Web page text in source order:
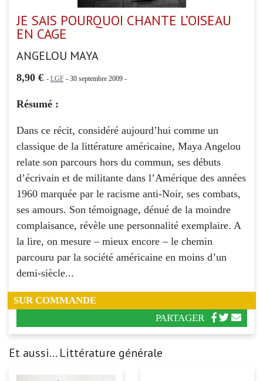
JE SAIS POURQUOI CHANTE L’OISEAU
EN CAGE
ANGELOU MAYA
8,90 € - LGF- 30 septembre 2009 -
Résumé :
Dans ce récit, considéré aujourd’hui comme un
classique de la littérature américaine, Maya Angelou
relate son parcours hors du commun, ses débuts
d’écrivain et de militante dans l’Amérique des années
1960 marquée par le racisme anti-Noir, ses combats,
ses amours. Son témoignage, dénué de la moindre
complaisance, révèle une personnalité exemplaire. A
la lire, on mesure – mieux encore – le chemin
parcouru par la société américaine en moins d’un
demi-siècle...
SUR COMMANDE
PARTAGER
Et aussi... Littérature générale